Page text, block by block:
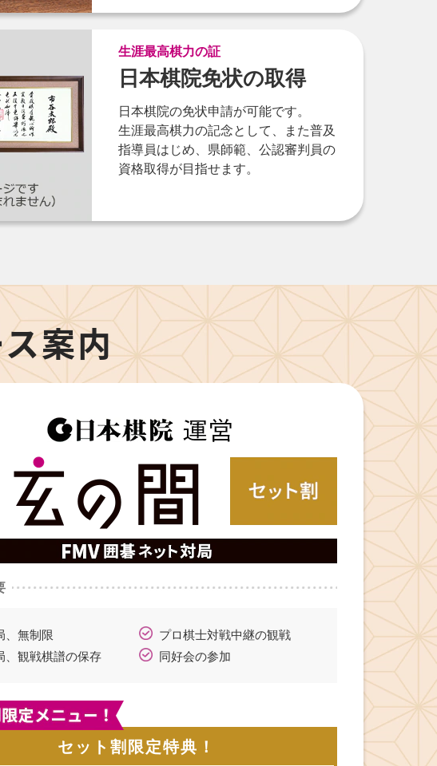
生涯最高棋力の証
日本棋院免状の取得
日本棋院の免状申請が可能です。
生涯最高棋力の記念として、また普及
指導員はじめ、県師範、公認審判員の
資格取得が目指せます。
案内
、無制限
プロ棋士対戦中継の観戦
、観戦棋譜の保存
同好会の参加
セット割限定特典！